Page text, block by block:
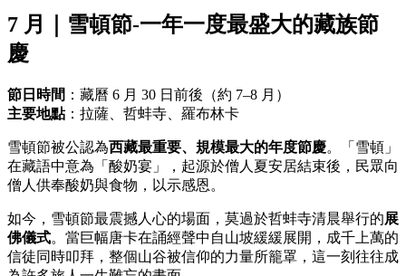
7 月｜雪頓節-一年一度最盛大的藏族節
慶
節日時間 ：藏曆 6 月 30 日前後（約 7–8 月）
主要地點：拉薩、哲蚌寺、羅布林卡
雪頓節被公認為西藏最重要、規模最大的年度節慶。「雪頓」
在藏語中意為「酸奶宴」，起源於僧人夏安居結束後，民眾向
僧人供奉酸奶與食物，以示感恩。
如今，雪頓節最震撼人心的場面，莫過於哲蚌寺清晨舉行的展
佛儀式。當巨幅唐卡在誦經聲中自山坡緩緩展開，成千上萬的
信徒同時叩拜，整個山谷被信仰的力量所籠罩，這一刻往往成